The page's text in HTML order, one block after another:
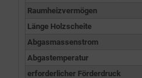
Raumheizvermögen
Länge Holzscheite
Abgasmassenstrom
Abgastemperatur
erforderlicher Förderdruck